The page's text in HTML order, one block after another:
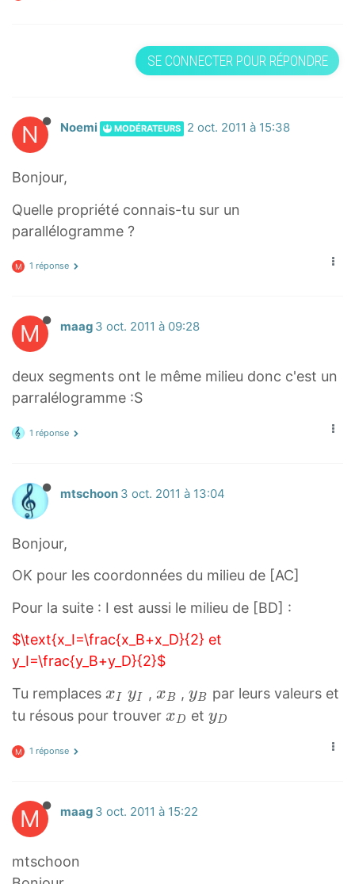
SE CONNECTER POUR RÉPONDRE
N Noemi MODÉRATEURS 2 oct. 2011 à 15:38
Bonjour,
Quelle propriété connais-tu sur un
parallélogramme ?
M 1 réponse
M maag 3 oct. 2011 à 09:28
deux segments ont le même milieu donc c'est un
parralélogramme :S
1 réponse
mtschoon 3 oct. 2011 à 13:04
Bonjour,
OK pour les coordonnées du milieu de [AC]
Pour la suite : I est aussi le milieu de [BD] :
$\text{x_I=\frac{x_B+x_D}{2} et
y_I=\frac{y_B+y_D}{2}$
Tu remplaces x
I
xI
y
I
yI , x
B
xB , y
B
yB
par leurs valeurs et
tu résous pour trouver x
xD et y
yD
M 1 réponse
M maag 3 oct. 2011 à 15:22
mtschoon